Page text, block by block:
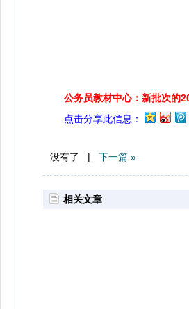
公务员教材中心：新批次的
点击分享此信息：
没有了 | 下一篇 »
相关文章